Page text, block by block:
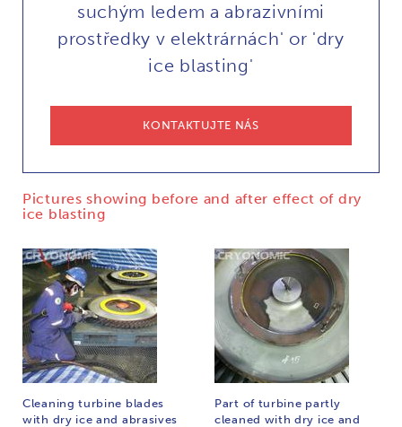
suchým ledem a abrazivními
prostředky v elektrárnách' or 'dry
ice blasting'
KONTAKTUJTE NÁS
Pictures showing before and after effect of dry
ice blasting
Cleaning turbine blades
with dry ice and abrasives
Part of turbine partly
cleaned with dry ice and